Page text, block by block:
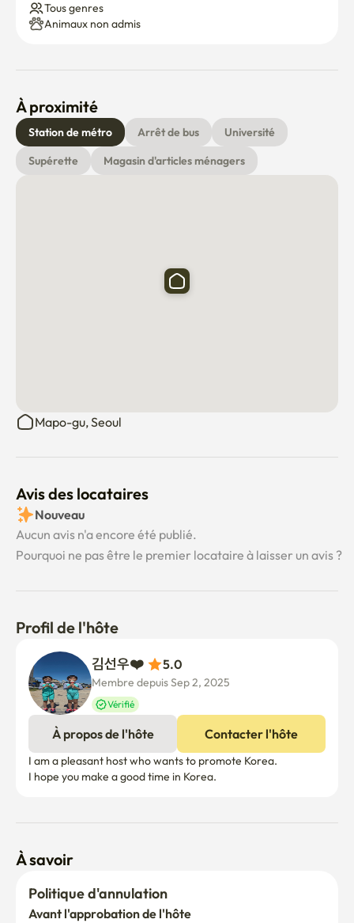
Tous genres
Animaux non admis
À proximité
Station de métro Arrêt de bus
Université
Supérette
Magasin d'articles ménagers
Mapo-gu, Seoul
Avis des locataires
Nouveau
Aucun avis n'a encore été publié.
Pourquoi ne pas être le premier locataire à laisser un avis ?
Profil de l'hôte
5.0
Membre depuis Sep 2, 2025
Vérifié
À propos de l'hôte Contacter l'hôte
I am a pleasant host who wants to promote Korea.
I hope you make a good time in Korea.
À savoir
Politique d'annulation
Avant l'approbation de l'hôte